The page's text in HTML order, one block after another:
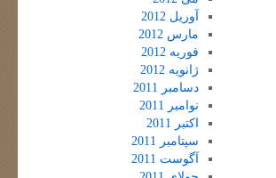
آوریل 2012
مارس 2012
فوریه 2012
ژانویه 2012
دسامبر 2011
نوامبر 2011
اکتبر 2011
سپتامبر 2011
آگوست 2011